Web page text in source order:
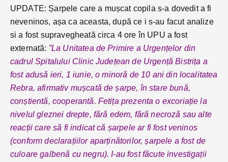
UPDATE: Șarpele care a mușcat copila s-a dovedit a fi
neveninos, așa ca aceasta, după ce i s-au facut analize
si a fost supravegheată circa 4 ore în UPU a fost
externată: ”La Unitatea de Primire a Urgențelor din
cadrul Spitalului Clinic Județean de Urgență Bistrița a
fost adusă ieri, 1 iunie, o minoră de 10 ani din localitatea
Rebra, afirmativ mușcată de șarpe, în stare bună,
conștientă, cooperantă. Fetița prezenta o excoriație la
nivelul gleznei drepte, fără edem, fără necroză sau alte
reacții care să fi indicat că șarpele ar fi fost veninos
(conform declarațiilor aparținătorilor, șarpele a fost de
culoare galbenă cu negru). I-au fost făcute investigații